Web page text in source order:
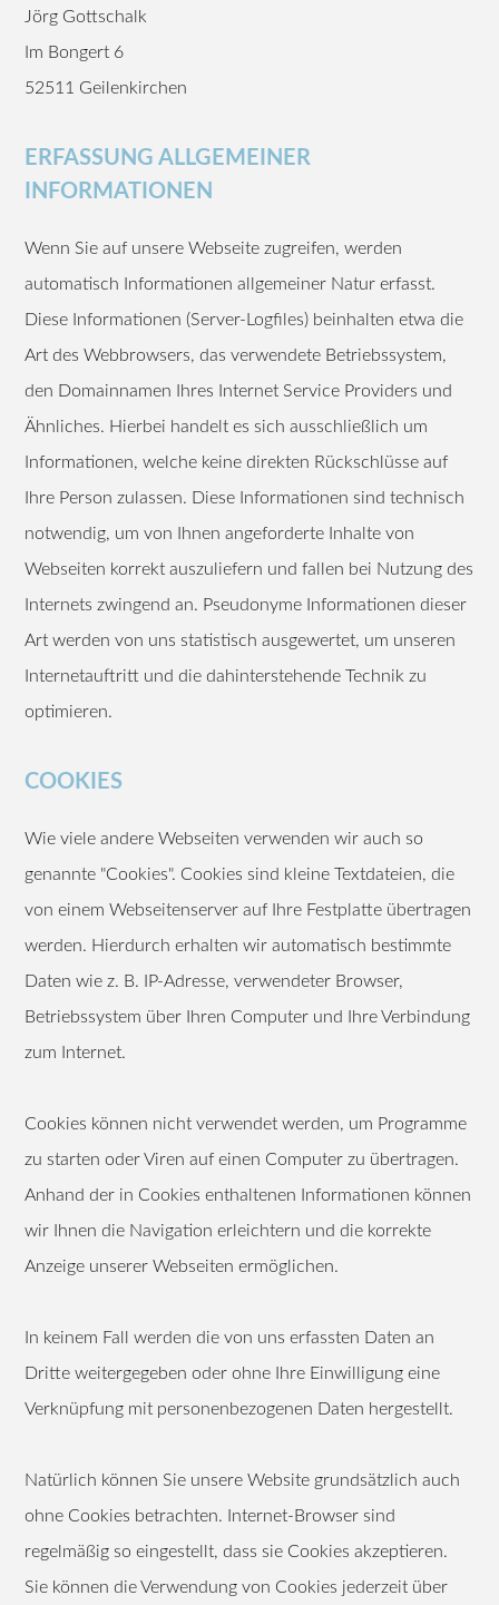
Jörg Gottschalk
Im Bongert 6
52511 Geilenkirchen
ERFASSUNG ALLGEMEINER
INFORMATIONEN
Wenn Sie auf unsere Webseite zugreifen, werden
automatisch Informationen allgemeiner Natur erfasst.
Diese Informationen (Server-Logfiles) beinhalten etwa die
Art des Webbrowsers, das verwendete Betriebssystem,
den Domainnamen Ihres Internet Service Providers und
Ähnliches. Hierbei handelt es sich ausschließlich um
Informationen, welche keine direkten Rückschlüsse auf
Ihre Person zulassen. Diese Informationen sind technisch
notwendig, um von Ihnen angeforderte Inhalte von
Webseiten korrekt auszuliefern und fallen bei Nutzung des
Internets zwingend an. Pseudonyme Informationen dieser
Art werden von uns statistisch ausgewertet, um unseren
Internetauftritt und die dahinterstehende Technik zu
optimieren.
COOKIES
Wie viele andere Webseiten verwenden wir auch so
genannte "Cookies". Cookies sind kleine Textdateien, die
von einem Webseitenserver auf Ihre Festplatte übertragen
werden. Hierdurch erhalten wir automatisch bestimmte
Daten wie z. B. IP-Adresse, verwendeter Browser,
Betriebssystem über Ihren Computer und Ihre Verbindung
zum Internet.
Cookies können nicht verwendet werden, um Programme
zu starten oder Viren auf einen Computer zu übertragen.
Anhand der in Cookies enthaltenen Informationen können
wir Ihnen die Navigation erleichtern und die korrekte
Anzeige unserer Webseiten ermöglichen.
In keinem Fall werden die von uns erfassten Daten an
Dritte weitergegeben oder ohne Ihre Einwilligung eine
Verknüpfung mit personenbezogenen Daten hergestellt.
Natürlich können Sie unsere Website grundsätzlich auch
ohne Cookies betrachten. Internet-Browser sind
regelmäßig so eingestellt, dass sie Cookies akzeptieren.
Sie können die Verwendung von Cookies jederzeit über